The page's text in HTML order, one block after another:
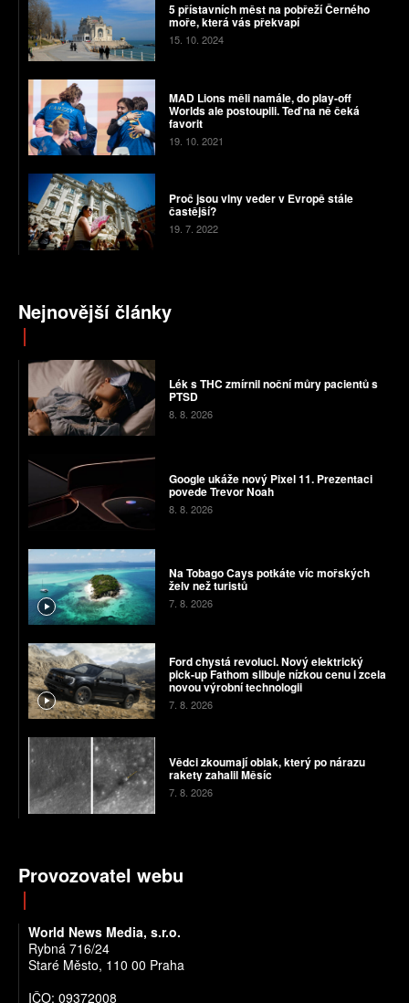
5 přístavních měst na pobřeží Černého
moře, která vás překvapí
15. 10. 2024
MAD Lions měli namále, do play-off
Worlds ale postoupili. Teď na ně čeká
favorit
19. 10. 2021
Proč jsou vlny veder v Evropě stále
častější?
19. 7. 2022
Nejnovější články
Lék s THC zmírnil noční můry pacientů s
PTSD
8. 8. 2026
Google ukáže nový Pixel 11. Prezentaci
povede Trevor Noah
8. 8. 2026
Na Tobago Cays potkáte víc mořských
želv než turistů
7. 8. 2026
Ford chystá revoluci. Nový elektrický
pick-up Fathom slibuje nízkou cenu i zcela
novou výrobní technologii
7. 8. 2026
Vědci zkoumají oblak, který po nárazu
rakety zahalil Měsíc
7. 8. 2026
Provozovatel webu
World News Media, s.r.o.
Rybná 716/24
Staré Město, 110 00 Praha
IČO: 09372008